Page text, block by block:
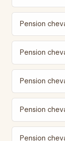
Pension
Pension
Pension
Pension
Pension